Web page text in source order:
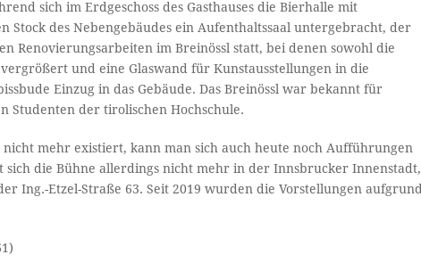
sich im Erdgeschoss des Gasthauses die Bierhalle mit
Stock des Ne­­bengebäudes ein Aufenthaltssaal untergebracht, der
Renovierungsarbeiten im Breinössl statt, bei denen sowohl die
und eine Glaswand für Kunstausstellungen in die
Einzug in das Gebäude. Das Breinössl war bekannt für
Studenten der tirolischen Hochschule.
mehr existiert, kann man sich auch heute noch Aufführungen
die Bühne allerdings nicht mehr in der Innsbrucker Innenstadt,
Ing.-Etzel-Straße 63. Seit 2019 wurden die Vorstellungen aufgrund